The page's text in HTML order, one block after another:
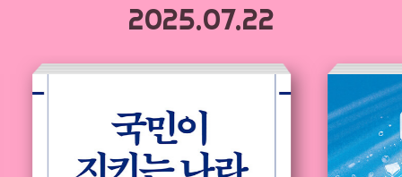
2025.07.22